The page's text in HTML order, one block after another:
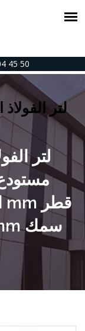
45 50